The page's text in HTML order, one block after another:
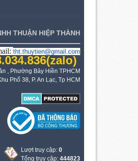
THUẬN HIỆP THÀNH
tht.thuytien@gmail.com
(zalo)
, Phường Bảy Hiền TPHCM
Phố 38, P. An Lạc, Tp HCM
Lượt truy cập: 0
Tổng truy cập: 444823